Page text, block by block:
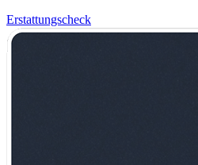
Erstattungscheck